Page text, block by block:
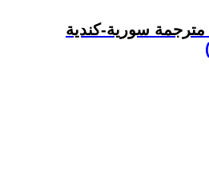
سورية-كندية